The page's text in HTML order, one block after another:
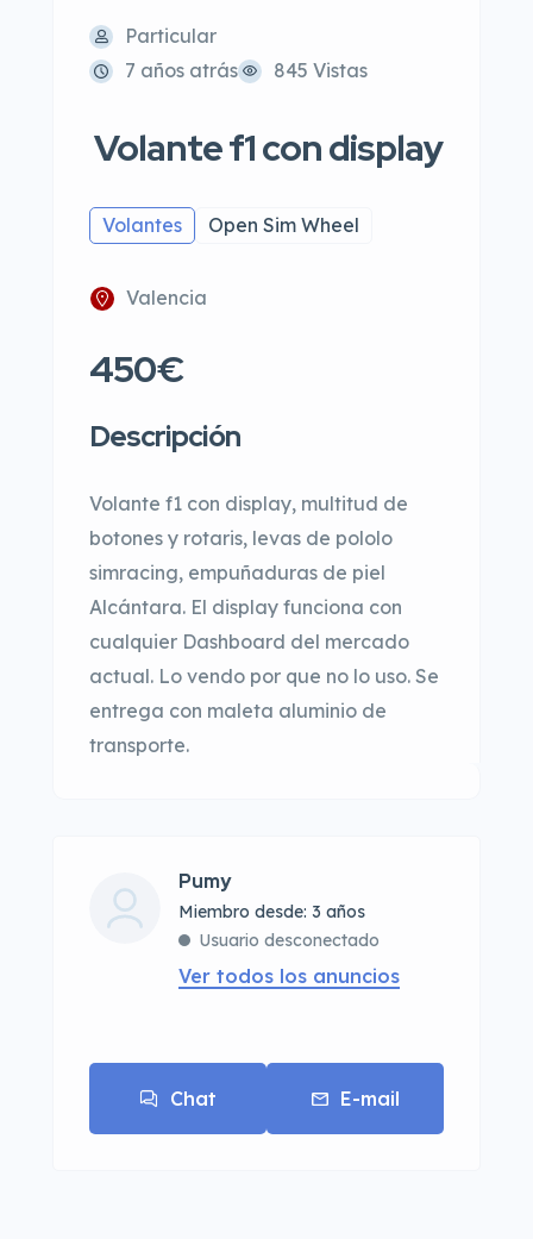
Particular
7 años atrás
845 Vistas
Volante f1 con display
Volantes Open Sim Wheel
Valencia
450€
Descripción
Volante f1 con display, multitud de
botones y rotaris, levas de pololo
simracing, empuñaduras de piel
Alcántara. El display funciona con
cualquier Dashboard del mercado
actual. Lo vendo por que no lo uso. Se
entrega con maleta aluminio de
transporte.
Pumy
Miembro desde: 3 años
Usuario desconectado
Ver todos los anuncios
Chat E-mail